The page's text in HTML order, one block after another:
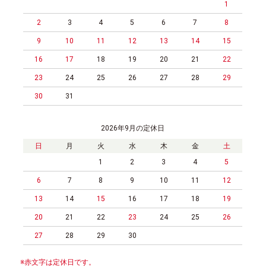
1
2 3 4 5 6 7 8
9 10 11 12 13 14 15
16 17 18 19 20 21 22
23 24 25 26 27 28 29
30 31
2026年9月の定休日
日 月 火 水 木 金
土
1
2 3 4 5
6 7 8 9 10 11 12
13 14 15 16 17 18 19
20 21 22 23 24 25 26
27 28 29 30
※赤文字は定休日です。